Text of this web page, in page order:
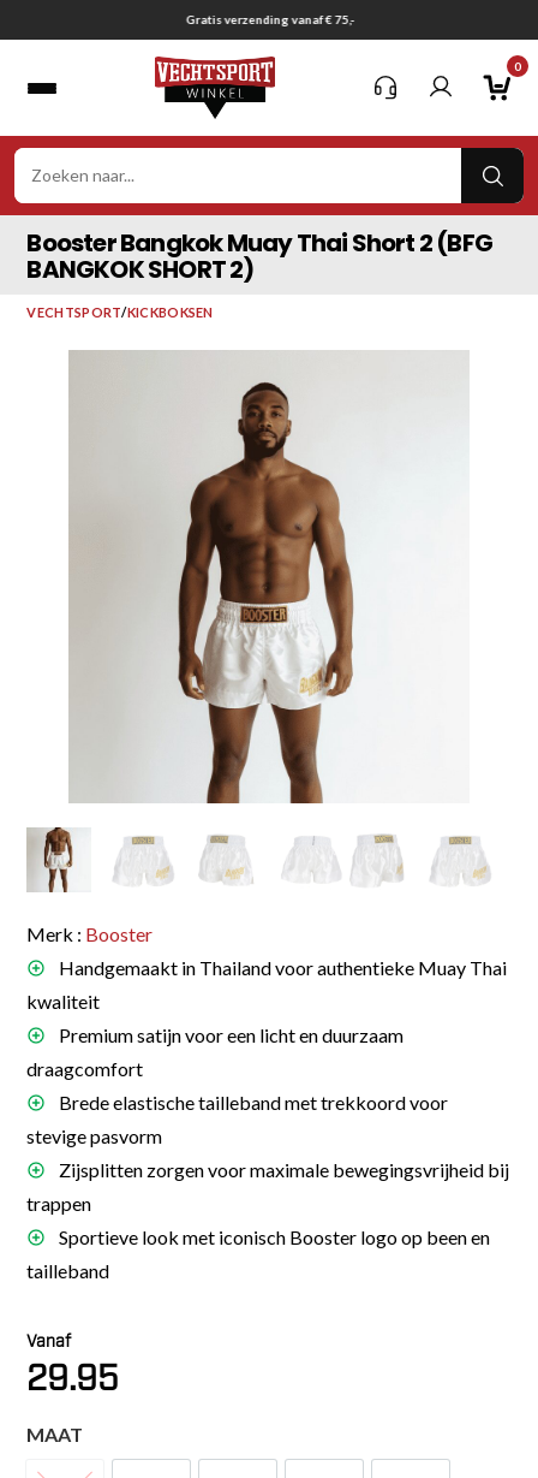
naar
Gratis verzending vanaf € 75,-
0
Booster Bangkok Muay Thai Short 2 (BFG
BANGKOK SHORT 2)
VECHTSPORT/KICKBOKSEN
Merk : Booster
Handgemaakt in Thailand voor authentieke Muay Thai
kwaliteit
Premium satijn voor een licht en duurzaam
draagcomfort
Brede elastische tailleband met trekkoord voor
stevige pasvorm
Zijsplitten zorgen voor maximale bewegingsvrijheid bij
trappen
Sportieve look met iconisch Booster logo op been en
tailleband
Vanaf
29.95
MAAT